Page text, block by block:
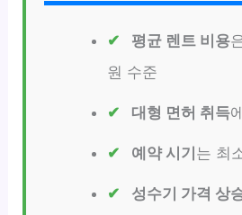
평균 렌트 비용
원 수준
대형 면허 취득
예약 시기 는 최
성수기 가격 상